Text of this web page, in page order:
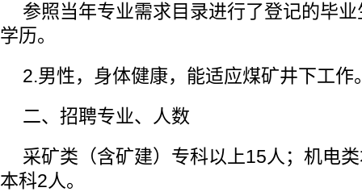
参照当年专业需求目录进行了登记的毕
学历。
2.男性，身体健康，能适应煤矿井下工作
二、招聘专业、人数
采矿类（含矿建）专科以上15人；机电
本科2人。